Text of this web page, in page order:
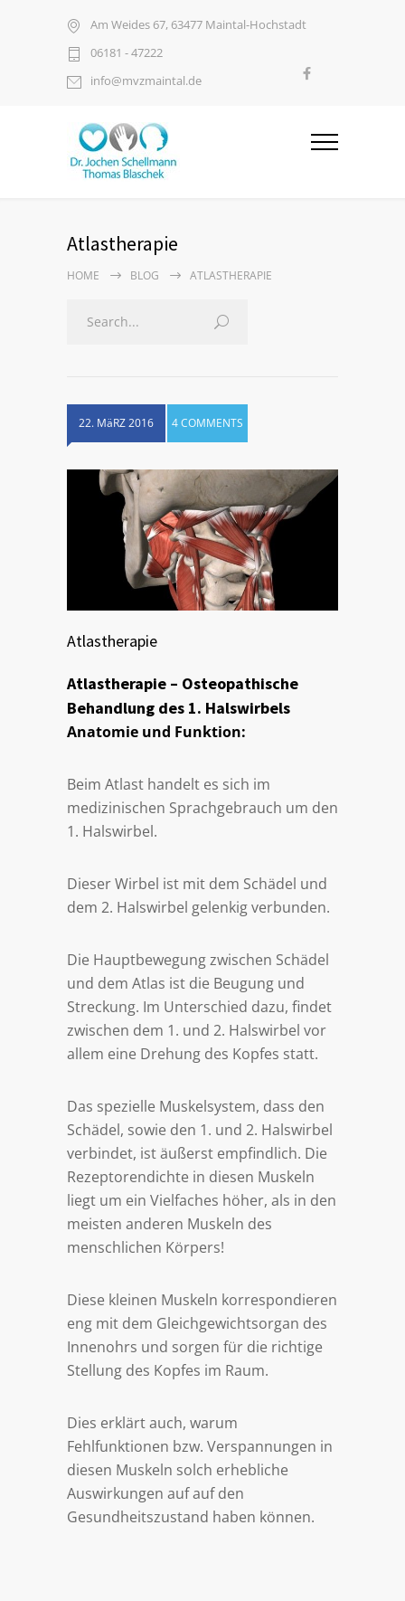
Am Weides 67, 63477 Maintal-Hochstadt
06181 - 47222
info@mvzmaintal.de
Atlastherapie
HOME BLOG ATLASTHERAPIE
22. MäRZ 2016 4 COMMENTS
Atlastherapie
Atlastherapie – Osteopathische
Behandlung des 1. Halswirbels
Anatomie und Funktion:
Beim Atlast handelt es sich im
medizinischen Sprachgebrauch um den
1. Halswirbel.
Dieser Wirbel ist mit dem Schädel und
dem 2. Halswirbel gelenkig verbunden.
Die Hauptbewegung zwischen Schädel
und dem Atlas ist die Beugung und
Streckung. Im Unterschied dazu, findet
zwischen dem 1. und 2. Halswirbel vor
allem eine Drehung des Kopfes statt.
Das spezielle Muskelsystem, dass den
Schädel, sowie den 1. und 2. Halswirbel
verbindet, ist äußerst empfindlich. Die
Rezeptorendichte in diesen Muskeln
liegt um ein Vielfaches höher, als in den
meisten anderen Muskeln des
menschlichen Körpers!
Diese kleinen Muskeln korrespondieren
eng mit dem Gleichgewichtsorgan des
Innenohrs und sorgen für die richtige
Stellung des Kopfes im Raum.
Dies erklärt auch, warum
Fehlfunktionen bzw. Verspannungen in
diesen Muskeln solch erhebliche
Auswirkungen auf auf den
Gesundheitszustand haben können.